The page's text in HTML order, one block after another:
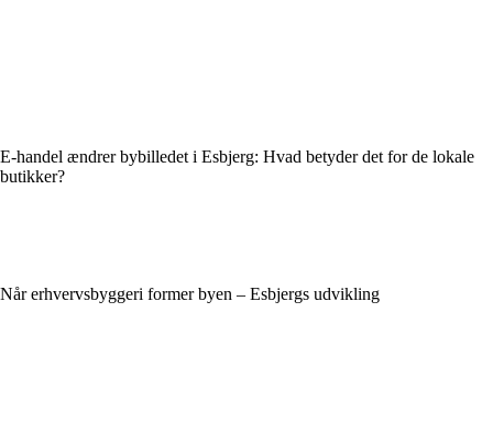
E-handel ændrer bybilledet i Esbjerg: Hvad betyder det for de lokale
butikker?
Når erhvervsbyggeri former byen – Esbjergs udvikling